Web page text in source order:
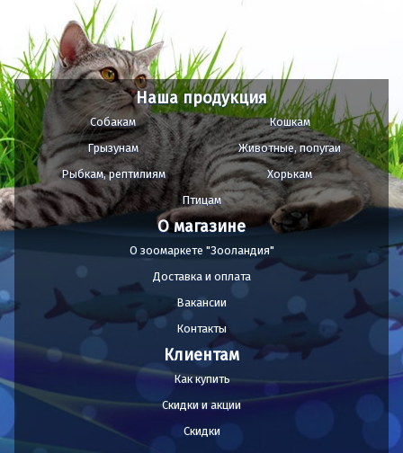
Наша продукция
Собакам
Кошкам
Грызунам
Животные, попугаи
Рыбкам, рептилиям
Хорькам
Птицам
О магазине
О зоомаркете "Зооландия"
Доставка и оплата
Вакансии
Контакты
Клиентам
Как купить
Скидки и акции
Скидки